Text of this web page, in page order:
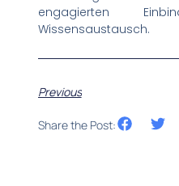
engagierten
Wissensaustausch.
Previous
Share the Post: